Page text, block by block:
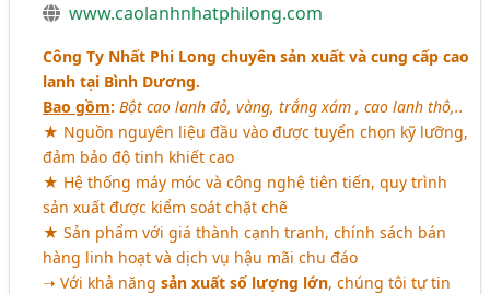
www.caolanhnhatphilong.com
Công Ty Nhất Phi Long chuyên sản xuất và cung cấp cao
lanh tại Bình Dương.
Bao gồm: Bột cao lanh đỏ, vàng, trắng xám , cao lanh thô,..
★ Nguồn nguyên liệu đầu vào được tuyển chọn kỹ lưỡng,
đảm bảo độ tinh khiết cao
★ Hệ thống máy móc và công nghệ tiên tiến, quy trình
sản xuất được kiểm soát chặt chẽ
★ Sản phẩm với giá thành cạnh tranh, chính sách bán
hàng linh hoạt và dịch vụ hậu mãi chu đáo
➝ Với khả năngsản xuất số lượng lớn, chúng tôi tự tin